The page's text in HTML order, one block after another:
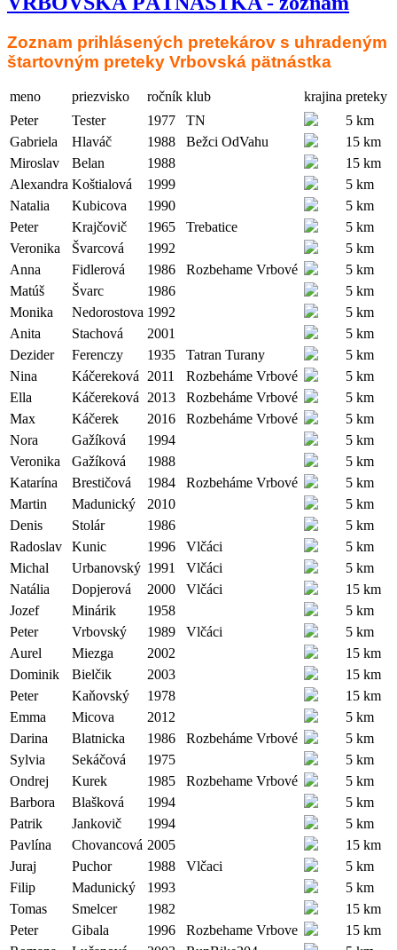
Zoznam prihlásených pretekárov s uhradeným
štartovným preteky Vrbovská pätnástka
meno priezvisko ročník klub krajina preteky
Peter
Tester 1977 TN
5 km
Gabriela
Hlaváč 1988 Bežci OdVahu
15 km
Miroslav
Belan 1988
15 km
Alexandra Koštialová 1999
5 km
Natalia
Kubicova 1990
5 km
Peter
Krajčovič 1965 Trebatice
5 km
Veronika
Švarcová 1992
5 km
Anna
Fidlerová 1986 Rozbehame Vrbové
5 km
Matúš
Švarc 1986
5 km
Monika
Nedorostova 1992
5 km
Anita
Stachová 2001
5 km
Dezider
Ferenczy 1935 Tatran Turany
5 km
Nina
Káčereková 2011 Rozbeháme Vrbové
5 km
Ella
Káčereková 2013 Rozbeháme Vrbové
5 km
Max
Káčerek 2016 Rozbeháme Vrbové
5 km
Nora
Gažíková 1994
5 km
Veronika
Gažíková 1988
5 km
Katarína
Brestičová 1984 Rozbeháme Vrbové
5 km
Martin
Madunický 2010
5 km
Denis
Stolár 1986
5 km
Radoslav
Kunic 1996 Vlčáci
5 km
Michal
Urbanovský 1991 Vlčáci
5 km
Natália
Dopjerová 2000 Vlčáci
15 km
Jozef
Minárik 1958
5 km
Peter
Vrbovský 1989 Vlčáci
5 km
Aurel
Miezga 2002
15 km
Dominik
Bielčik 2003
15 km
Peter
Kaňovský 1978
15 km
Emma
Micova 2012
5 km
Darina
Blatnicka 1986 Rozbeháme Vrbové
5 km
Sylvia
Sekáčová 1975
5 km
Ondrej
Kurek 1985 Rozbehame Vrbové
5 km
Barbora
Blašková 1994
5 km
Patrik
Jankovič 1994
5 km
Pavlína
Chovancová 2005
15 km
Juraj
Puchor 1988 Vlčaci
5 km
Filip
Madunický 1993
5 km
Tomas
Smelcer 1982
15 km
Peter
Gibala 1996 Rozbehame Vrbove
15 km